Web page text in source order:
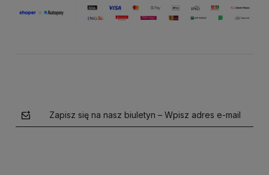
Zapisz się na nasz biuletyn – Wpisz adres e-mail